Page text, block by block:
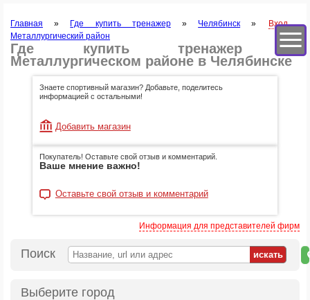
Главная » Где купить тренажер» Челябинск »
Металлургический район
Вход
Где купить тренажер в
Металлургическом районе в Челябинске
Знаете спортивный магазин? Добавьте, поделитесь
информацией с остальными!
Добавить магазин
Покупатель! Оставьте свой отзыв и комментарий.
Ваше мнение важно!
Оставьте свой отзыв и комментарий
Информация для представителей фирм
Поиск
Выберите город